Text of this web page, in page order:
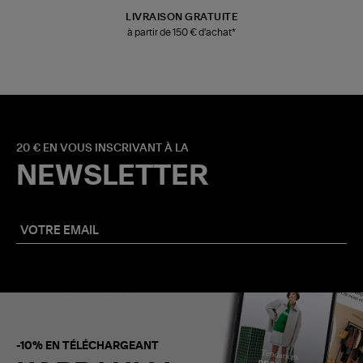
LIVRAISON GRATUITE
à partir de 150 € d'achat*
20 € EN VOUS INSCRIVANT À LA
NEWSLETTER
-10% EN TÉLÉCHARGEANT